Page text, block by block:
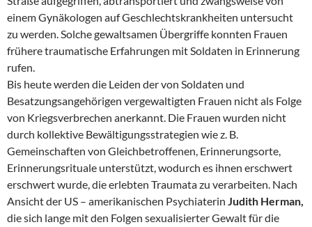
einem Gynäkologen auf Geschlechtskrankheiten untersucht
zu werden. Solche gewaltsamen Übergriffe konnten Frauen
frühere traumatische Erfahrungen mit Soldaten in Erinnerung
rufen.
Bis heute werden die Leiden der von Soldaten und
Besatzungsangehörigen vergewaltigten Frauen nicht als Folge
von Kriegsverbrechen anerkannt. Die Frauen wurden nicht
durch kollektive Bewältigungsstrategien wie z. B.
Gemeinschaften von Gleichbetroffenen, Erinnerungsorte,
Erinnerungsrituale unterstützt, wodurch es ihnen erschwert
erschwert wurde, die erlebten Traumata zu verarbeiten. Nach
Ansicht der US – amerikanischen Psychiaterin Judith Herman,
die sich lange mit den Folgen sexualisierter Gewalt für die